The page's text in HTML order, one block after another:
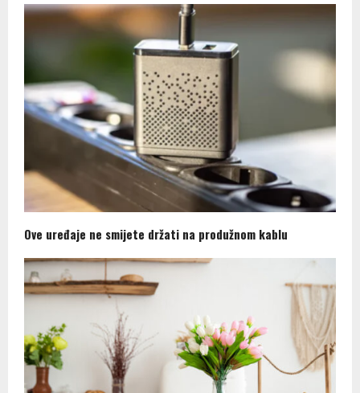
Ove uređaje ne smijete držati na produžnom kablu